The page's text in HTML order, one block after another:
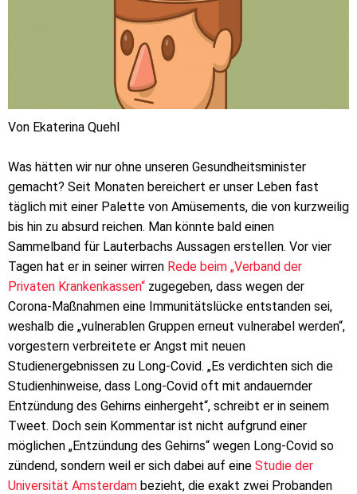
Von Ekaterina Quehl
Was hätten wir nur ohne unseren Gesundheitsminister
gemacht? Seit Monaten bereichert er unser Leben fast
täglich mit einer Palette von Amüsements, die von kurzweilig
bis hin zu absurd reichen. Man könnte bald einen
Sammelband für Lauterbachs Aussagen erstellen. Vor vier
Tagen hat er in seiner wirren Rede beim „Verband der
Privaten Krankenkassen“ zugegeben, dass wegen der
Corona-Maßnahmen eine Immunitätslücke entstanden sei,
weshalb die „vulnerablen Gruppen erneut vulnerabel werden“,
vorgestern verbreitete er Angst mit neuen
Studienergebnissen zu Long-Covid. „Es verdichten sich die
Studienhinweise, dass Long-Covid oft mit andauernder
Entzündung des Gehirns einhergeht“, schreibt er in seinem
Tweet. Doch sein Kommentar ist nicht aufgrund einer
möglichen „Entzündung des Gehirns“ wegen Long-Covid so
zündend, sondern weil er sich dabei auf eine Studie der
Universität Amsterdam bezieht, die exakt zwei Probanden